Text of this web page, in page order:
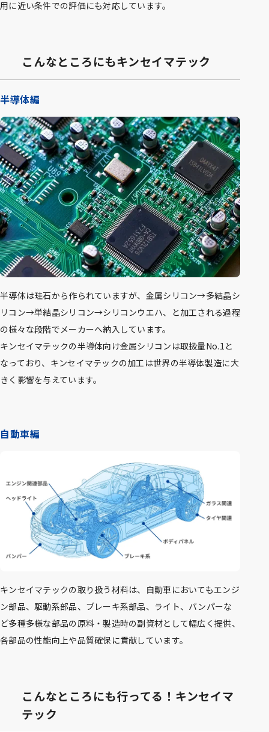
用に近い条件での評価にも対応しています。
こんなところにもキンセイマテック
半導体編
半導体は珪石から作られていますが、金属シリコン→多結晶シ
リコン→単結晶シリコン→シリコンウエハ、と加工される過程
の様々な段階でメーカーへ納入しています。
キンセイマテックの半導体向け金属シリコンは取扱量No.1と
なっており、キンセイマテックの加工は世界の半導体製造に大
きく影響を与えています。
自動車編
キンセイマテックの取り扱う材料は、自動車においてもエンジ
ン部品、駆動系部品、ブレーキ系部品、ライト、バンパーな
ど多種多様な部品の原料・製造時の副資材として幅広く提供、
各部品の性能向上や品質確保に貢献しています。
こんなところにも行ってる！キンセイマ
テック